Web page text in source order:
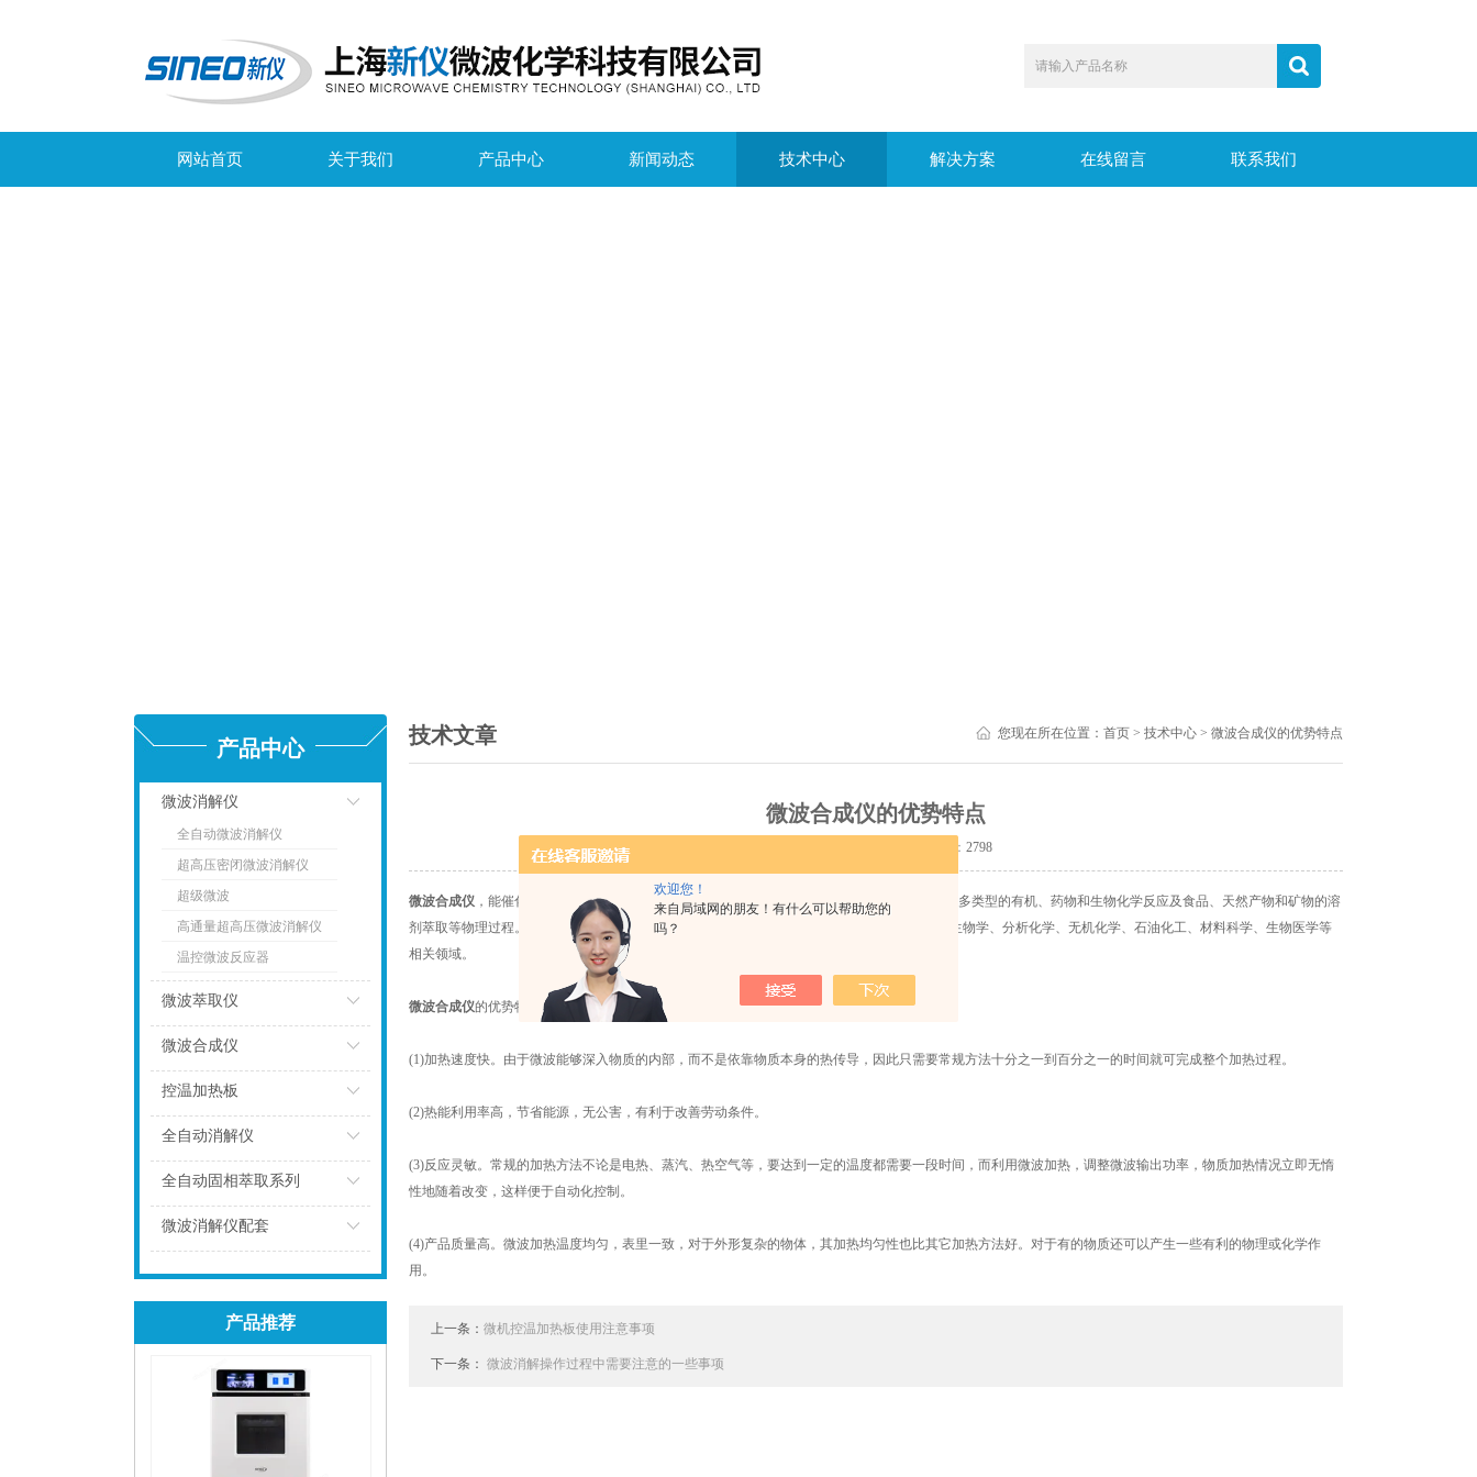
欢迎您！
来自局域网的朋友！有什么可以帮助您的
吗？
网站首页 关于我们 产品中心 新闻动态 技术中心 解决方案 在线留言 联系我们
产品中心
微波消解仪
全自动微波消解仪
超高压密闭微波消解仪
超级微波
高通量超高压微波消解仪
温控微波反应器
微波萃取仪
微波合成仪
控温加热板
全自动消解仪
点击
全自动固相萃取系列
微波消解仪配套
产品推荐
技术文章 您现在所在位置： 首页 > 技术中心 > 微波合成仪的优势特点
微波合成仪的优势特点
更新时间：2019-05-22 点击量： 2798
微波合成仪 ，能催化完成加成、取代、酯化、水解、烷(酰)基化、聚合、缩合、环合和氧化等许多类型的有机、药物和生物化学反应及食品、天然产物和矿物的溶
剂萃取等物理过程。适用于有机合成化学、药物化学、食品科学、检疫防疫、军事化学、分子生物学、分析化学、无机化学、石油化工、材料科学、生物医学等
相关领域。
微波合成仪的优势特点：
(1)加热速度快。由于微波能够深入物质的内部，而不是依靠物质本身的热传导，因此只需要常规方法十分之一到百分之一的时间就可完成整个加热过程。
(2)热能利用率高，节省能源，无公害，有利于改善劳动条件。
(3)反应灵敏。常规的加热方法不论是电热、蒸汽、热空气等，要达到一定的温度都需要一段时间，而利用微波加热，调整微波输出功率，物质加热情况立即无惰
性地随着改变，这样便于自动化控制。
(4)产品质量高。微波加热温度均匀，表里一致，对于外形复杂的物体，其加热均匀性也比其它加热方法好。对于有的物质还可以产生一些有利的物理或化学作
用。
上一条： 微机控温加热板使用注意事项
下一条： 微波消解操作过程中需要注意的一些事项